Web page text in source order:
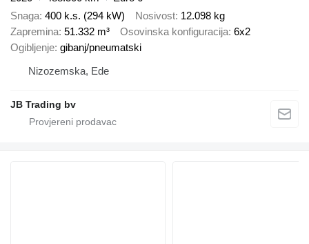
Snaga 400 k.s. (294 kW) Nosivost 12.098 kg
Zapremina 51.332 m³ Osovinska konfiguracija 6x2
Ogibljenje gibanj/pneumatski
Nizozemska, Ede
JB Trading bv